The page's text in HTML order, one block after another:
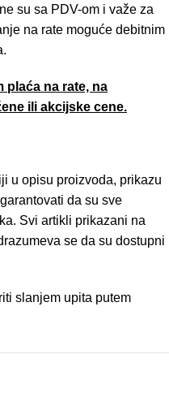
su sa PDV-om i važe za
na rate moguće debitnim
plaća na rate, na
ili akcijske cene.
u opisu proizvoda, prikazu
da su sve
Svi artikli prikazani na
se da su dostupni
slanjem upita putem